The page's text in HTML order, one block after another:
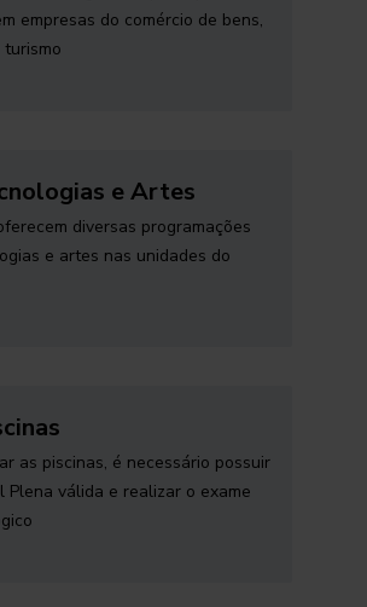
empresas do comércio de bens,
turismo
e Artes
diversas programações
e artes nas unidades do
as piscinas, é necessário possuir
Plena válida e realizar o exame